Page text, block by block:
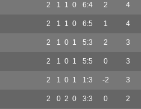
2 1 1 0 6:4 2 4
2 1 1 0 6:5 1 4
2 1 0 1 5:3 2 3
2 1 0 1 5:5 0 3
2 1 0 1 1:3 -2 3
2 0 2 0 3:3 0 2